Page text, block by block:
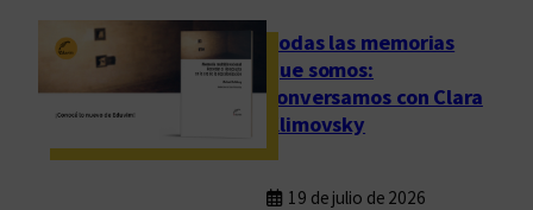
Todas las memorias
que somos:
conversamos con Clara
Klimovsky
19 de julio de 2026